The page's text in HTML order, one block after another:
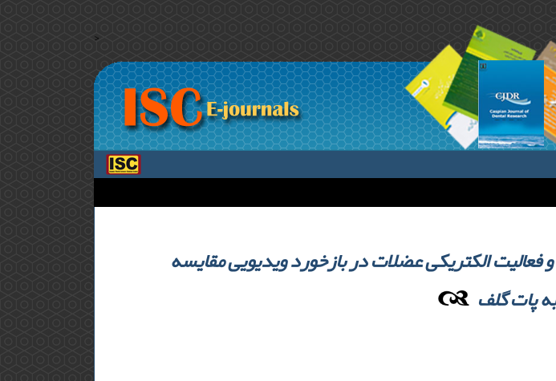
>
فعالیت الکتریکی عضلات در بازخورد ویدیویی مقایسه
پات گلف